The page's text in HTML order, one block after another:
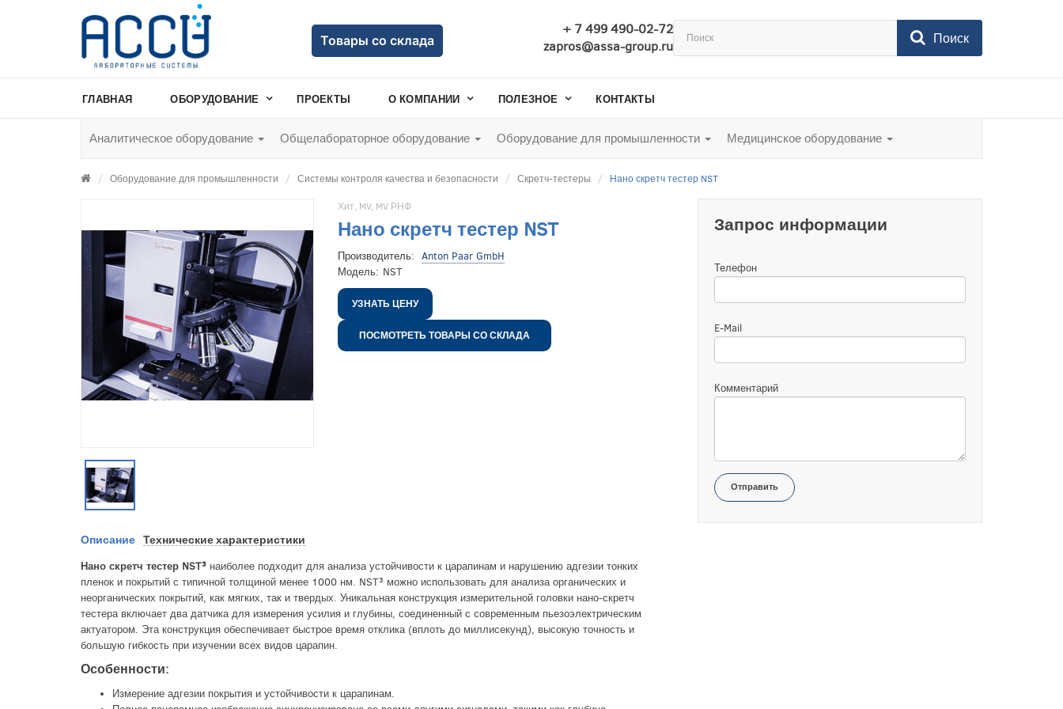
Товары со склада
+ 7 499 490-02-72
zapros@assa-group.ru
Поиск
ГЛАВНАЯ ОБОРУДОВАНИЕ ПРОЕКТЫ О КОМПАНИИ ПОЛЕЗНОЕ КОНТАКТЫ
Аналитическое оборудование Общелабораторное оборудование Оборудование для промышленности Медицинское оборудование
Оборудование для промышленности Системы контроля качества и безопасности Скретч-тестеры Нано скретч тестер NST
Хит, MV, MV РНФ
Нано скретч тестер NST
Производитель: Anton Paar GmbH
Модель: NST
УЗНАТЬ ЦЕНУ
ПОСМОТРЕТЬ ТОВАРЫ СО СКЛАДА
Описание Технические характеристики
Нано скретч тестер NST³ наиболее подходит для анализа устойчивости к царапинам и нарушению адгезии тонких
пленок и покрытий с типичной толщиной менее 1000 нм. NST³ можно использовать для анализа органических и
неорганических покрытий, как мягких, так и твердых. Уникальная конструкция измерительной головки нано-скретч
тестера включает два датчика для измерения усилия и глубины, соединенный с современным пьезоэлектрическим
актуатором. Эта конструкция обеспечивает быстрое время отклика (вплоть до миллисекунд), высокую точность и
большую гибкость при изучении всех видов царапин.
Особенности:
Измерение адгезии покрытия и устойчивости к царапинам.
Запрос информации
Телефон
E-Mail
Комментарий
Отправить